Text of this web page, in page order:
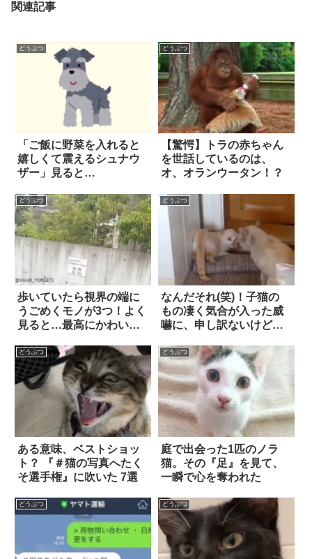
関連記事
どうぶつ
「ご飯に野菜を入れると
嬉しくて震えるシュナウ
ザー」見ると…
どうぶつ
【驚愕】トラの赤ちゃん
を世話しているのは、
オ、オランウータン！？
どうぶつ
歩いていたら視界の端に
うごめくモノが3つ！よく
見ると…最高にかわいい
どうぶつ
なんだそれ(笑)！子猫の
もの凄く気合が入った威
嚇に、申し訳ないけど笑
どうぶつ
ある意味、ベストショッ
ト？ 『＃猫の写真へたく
そ選手権』に吹いた 7選
どうぶつ
庭で出会った1匹のノラ
猫。その『足』を見て、
一瞬で心を奪われた
どうぶつ どうぶつ